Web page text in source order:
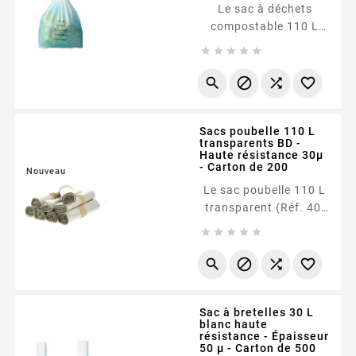
respect de
l'environnement grâce
Le sac à déchets
compostable 110 L
(Réf. 40-124185) est
format pour la collecte
en France à partir de
fécule de pomme de
terre , ce sac de type
traditionnel offre une
épaisseur renforcée de
node="248"...
    
   
Nouveau
Sacs poubelle 110 L
transparents BD -
Haute résistance 30µ
- Carton de 200
Le sac poubelle 110 L
transparent (Réf. 40-
124115) est conçu
professionnels
déchets pour faciliter
le tri sélectif ou
renforcer la sécurité.
    
   
Sac à bretelles 30 L
blanc haute
résistance - Épaisseur
50 µ - Carton de 500